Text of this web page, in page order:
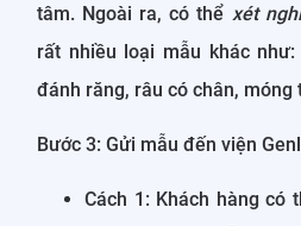
tâm. Ngoài ra, có thể xét
rất nhiều loại mẫu khác
đánh răng, râu có chân, móng
Bước 3: Gửi mẫu đến viện
Cách 1: Khách hàng có